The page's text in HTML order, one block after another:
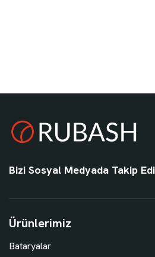
Bizi Sosyal Medyada Takip
Ürünlerimiz
Bataryalar